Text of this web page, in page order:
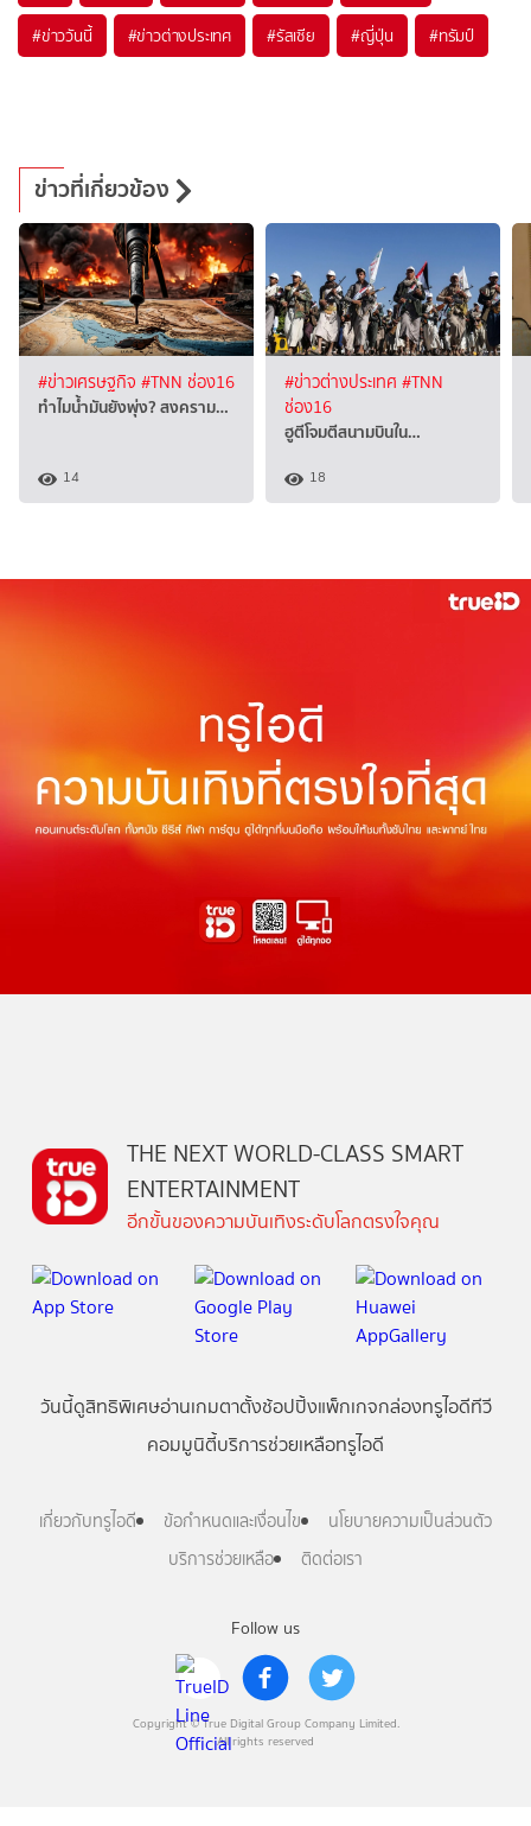
#ข่าววันนี้ #ข่าวต่างประเทศ #รัสเซีย #ญี่ปุ่น #ทรัมป์
ข่าวที่เกี่ยวข้อง
#ข่าวเศรษฐกิจ #TNN ช่อง16
ทำไมน้ำมันยังพุ่ง? สงคราม…
14
#ข่าวต่างประเทศ #TNN
ช่อง16
ฮูตีโจมตีสนามบินใน…
18
Follow us
Copyright © True Digital Group Company Limited.
All rights reserved
THE NEXT WORLD-CLASS SMART
ENTERTAINMENT
อีกขั้นของความบันเทิงระดับโลกตรงใจคุณ
วันนี้ดูสิทธิพิเศษอ่านเกมตาตั้งช้อปปิ้งแพ็กเกจกล่องทรูไอดีทีวี
คอมมูนิตี้บริการช่วยเหลือทรูไอดี
เกี่ยวกับทรูไอดี ข้อกำหนดและเงื่อนไข
นโยบายความเป็นส่วนตัว
บริการช่วยเหลือ
ติดต่อเรา